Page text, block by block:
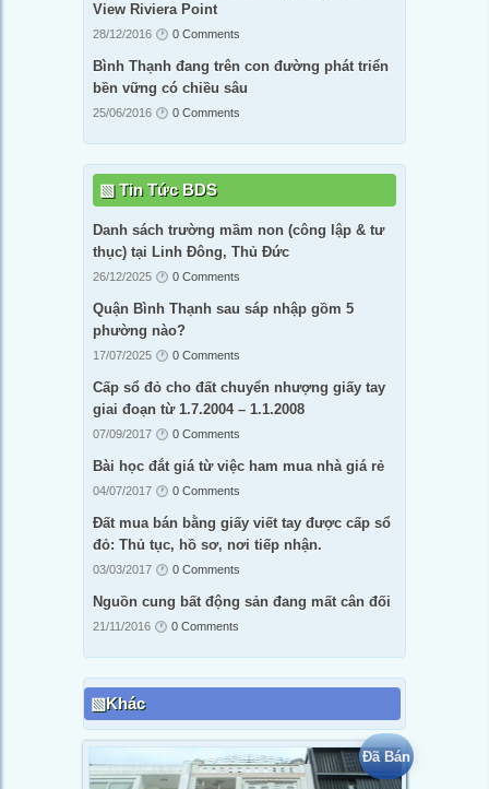
View Riviera Point
28/12/2016 0 Comments
Bình Thạnh đang trên con đường phát triển
bền vững có chiều sâu
25/06/2016 0 Comments
Tin Tức BDS
Danh sách trường mầm non (công lập & tư
thục) tại Linh Đông, Thủ Đức
26/12/2025 0 Comments
Quận Bình Thạnh sau sáp nhập gồm 5
phường nào?
17/07/2025 0 Comments
Cấp sổ đỏ cho đất chuyển nhượng giấy tay
giai đoạn từ 1.7.2004 – 1.1.2008
07/09/2017 0 Comments
Bài học đắt giá từ việc ham mua nhà giá rẻ
04/07/2017 0 Comments
Đất mua bán bằng giấy viết tay được cấp sổ
đỏ: Thủ tục, hồ sơ, nơi tiếp nhận.
03/03/2017 0 Comments
Nguồn cung bất động sản đang mất cân đối
21/11/2016 0 Comments
Khác
Đã Bán